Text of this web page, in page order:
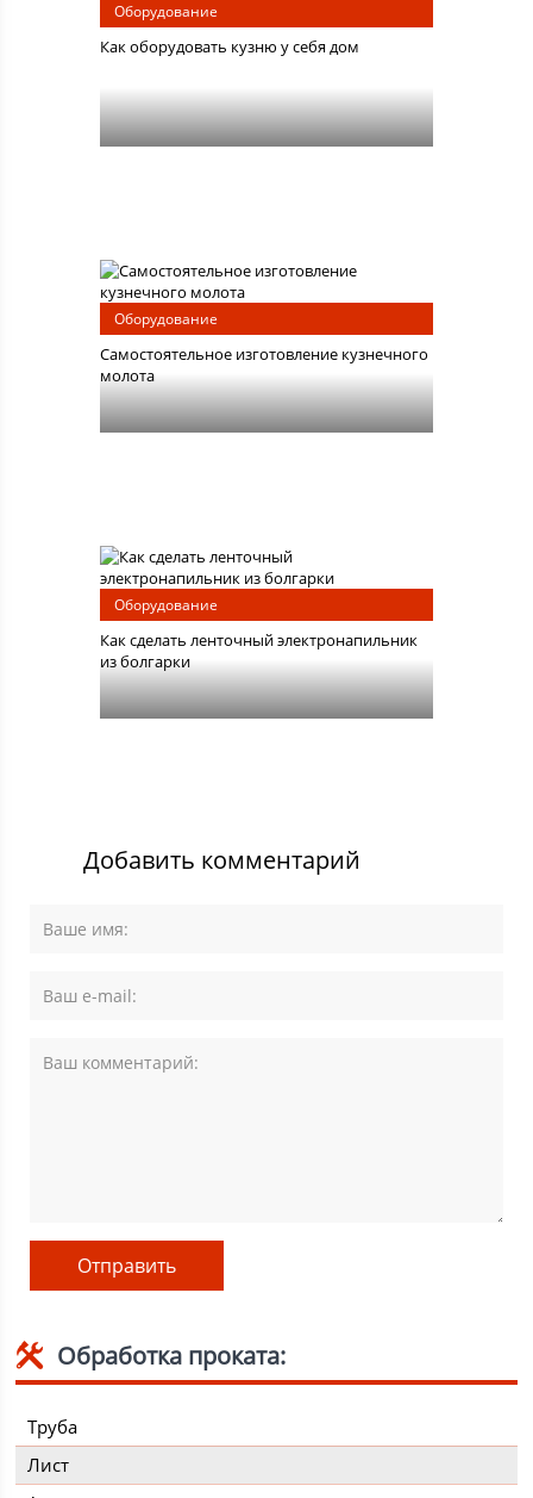
Оборудование
Как оборудовать кузню у себя дом
Оборудование
Самостоятельное изготовление кузнечного
молота
Оборудование
Как сделать ленточный электронапильник
из болгарки
Добавить комментарий
Обработка проката:
Труба
Лист